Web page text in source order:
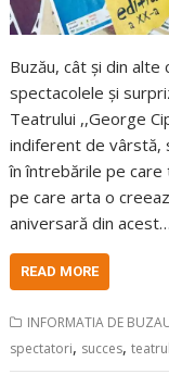
Buzău, cât și din
spectacolele și
Teatrului ,,George
indiferent de vârstă,
în întrebările pe care
pe care arta o
aniversară din acest…
READ MORE
INFORMATIA DE
spectatori, succes,